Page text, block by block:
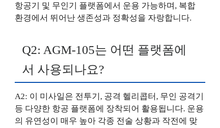
항공기 및 무인기 플랫폼에서 운용 가능하며, 복합
환경에서 뛰어난 생존성과 정확성을 자랑합니다.
Q2: AGM-105는 어떤 플랫폼에
서 사용되나요?
A2: 이 미사일은 전투기, 공격 헬리콥터, 무인 공격기
등 다양한 항공 플랫폼에 장착되어 활용됩니다. 운용
의 유연성이 매우 높아 각종 전술 상황과 작전에 맞